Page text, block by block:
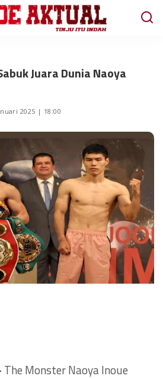
Juara Dunia Naoya
2025 | 18:00
The Monster Naoya Inoue